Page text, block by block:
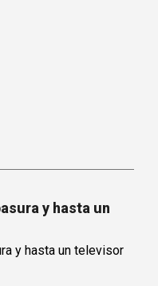
y hasta un